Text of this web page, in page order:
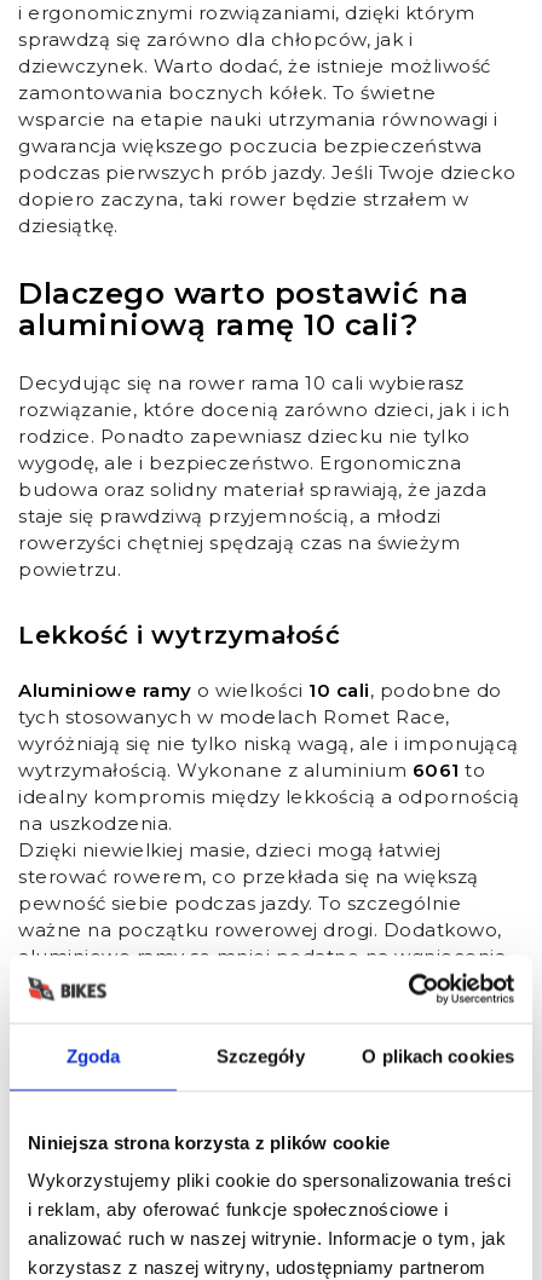
Zgoda Szczegóły O plikach cookies
Niniejsza strona korzysta z plików cookie
Wykorzystujemy pliki cookie do spersonalizowania treści
i reklam, aby oferować funkcje społecznościowe i
analizować ruch w naszej witrynie. Informacje o tym, jak
korzystasz z naszej witryny, udostępniamy partnerom
i ergonomicznymi rozwiązaniami, dzięki którym
sprawdzą się zarówno dla chłopców, jak i
dziewczynek. Warto dodać, że istnieje możliwość
zamontowania bocznych kółek. To świetne
wsparcie na etapie nauki utrzymania równowagi i
gwarancja większego poczucia bezpieczeństwa
podczas pierwszych prób jazdy. Jeśli Twoje dziecko
dopiero zaczyna, taki rower będzie strzałem w
dziesiątkę.
Dlaczego warto postawić na
aluminiową ramę 10 cali?
Decydując się na rower rama 10 cali wybierasz
rozwiązanie, które docenią zarówno dzieci, jak i ich
rodzice. Ponadto zapewniasz dziecku nie tylko
wygodę, ale i bezpieczeństwo. Ergonomiczna
budowa oraz solidny materiał sprawiają, że jazda
staje się prawdziwą przyjemnością, a młodzi
rowerzyści chętniej spędzają czas na świeżym
powietrzu.
Lekkość i wytrzymałość
Aluminiowe ramy o wielkości 10 cali, podobne do
tych stosowanych w modelach Romet Race,
wyróżniają się nie tylko niską wagą, ale i imponującą
wytrzymałością. Wykonane z aluminium 6061 to
idealny kompromis między lekkością a odpornością
na uszkodzenia.
Dzięki niewielkiej masie, dzieci mogą łatwiej
sterować rowerem, co przekłada się na większą
pewność siebie podczas jazdy. To szczególnie
ważne na początku rowerowej drogi. Dodatkowo,
aluminiowe ramy są mniej podatne na wgniecenia
czy inne uszkodzenia, więc świetnie sprawdzają się
podczas zabaw na dworze.
Odporność na korozję
Odporność na korozję to jedna z największych zalet
aluminiowych ram, zwłaszcza w rowerach
dziecięcych z ramą 10 cali. Aluminium nie rdzewieje,
co znacząco wydłuża żywotność roweru i pozwala
zachować jego estetyczny wygląd przez długie lata.
Rowery rama 10 cali takie jak Romet Race,